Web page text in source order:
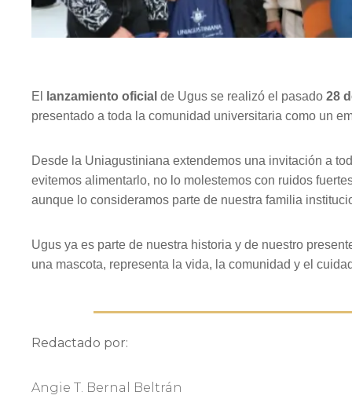
El lanzamiento oficial de Ugus se realizó el pasado 28
presentado a toda la comunidad universitaria como un
Desde la Uniagustiniana extendemos una invitación a
evitemos alimentarlo, no lo molestemos con ruidos
aunque lo consideramos parte de nuestra familia
Ugus ya es parte de nuestra historia y de nuestro
una mascota, representa la vida, la comunidad y el
Redactado por:
Angie T. Bernal Beltrán